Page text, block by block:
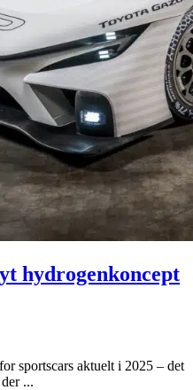
hydrogenkoncept
sportscars aktuelt i 2025 – det
...